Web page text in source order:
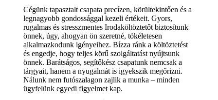
Cégünk tapasztalt csapata precízen, körültekintően és a
legnagyobb gondossággal kezeli értékeit. Gyors,
rugalmas és stresszmentes Irodaköltöztetőt biztosítunk
önnek, úgy, ahogyan ön szeretné, tökéletesen
alkalmazkodunk igényeihez. Bízza ránk a költöztetést
és engedje, hogy teljes körű szolgáltatást nyújtsunk
önnek. Barátságos, segítőkész csapatunk nemcsak a
tárgyait, hanem a nyugalmát is igyekszik megőrizni.
Nálunk nem futószalagon zajlik a munka – minden
ügyfelünk egyedi figyelmet kap.